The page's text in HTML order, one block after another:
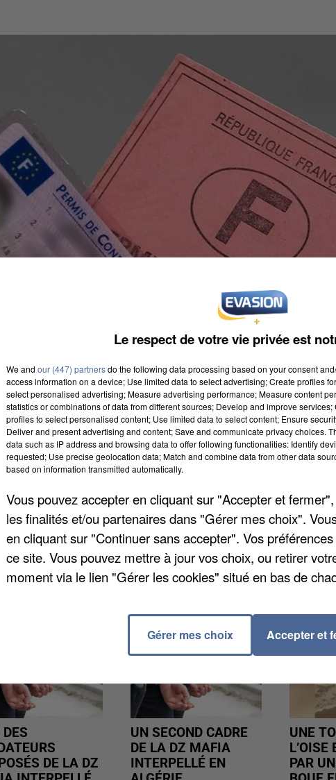
permis de conduire pour les jeunes en insertion c'est
B des jeunes en formation ou suivi par une
euros. Les candidats ont jusqu'au 31 décembre pour
.
VUS
DES
DE LA DZ
UN SECOND CADRE
DE LA DZ MAFIA
INTERPELLÉ EN
UNE
L’OISE
PAR
Le respect de votre vie privée est
We and our (447) partnersdo the following data processing based on your consent
access information on a device; Use limited data to select advertising; Create profiles
select personalised advertising; Measure advertising performance; Measure content
statistics or combinations of data from different sources; Develop and improve
profiles to select personalised content; Use limited data to select content; Ensure
Deliver and present advertising and content; Save and communicate privacy choices.
data such as IP address and browsing data to offer following functionalities: Identify
requested; Use precise geolocation data; Match and combine data from other data
based on information transmitted automatically.
Vous pouvez accepter en cliquant sur "Accepter et
les finalités et/ou partenaires dans "Gérer mes choix".
en cliquant sur "Continuer sans accepter". Vos
ce site. Vous pouvez mettre à jour vos choix, ou retirer
moment via le lien "Gérer les cookies" situé en bas de
Gérer mes choix Accepter et